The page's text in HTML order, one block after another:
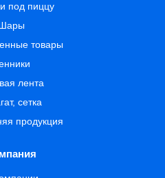
под пиццу
товары
лента
сетка
продукция